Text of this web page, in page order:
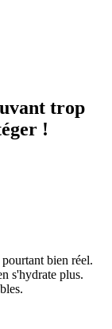
trop
!
bien réel.
s'hydrate plus.